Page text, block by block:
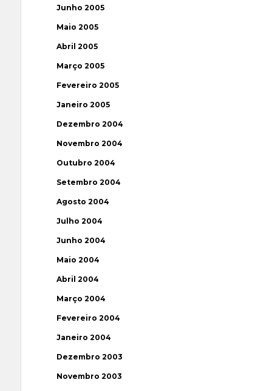
Junho 2005
Maio 2005
Abril 2005
Março 2005
Fevereiro 2005
Janeiro 2005
Dezembro 2004
Novembro 2004
Outubro 2004
Setembro 2004
Agosto 2004
Julho 2004
Junho 2004
Maio 2004
Abril 2004
Março 2004
Fevereiro 2004
Janeiro 2004
Dezembro 2003
Novembro 2003